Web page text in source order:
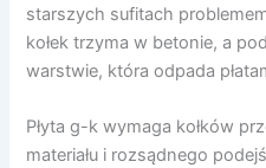
starszych sufitach
kołek trzyma w betonie, a
warstwie, która odpada
Płyta g-k wymaga kołków
materiału i rozsądnego